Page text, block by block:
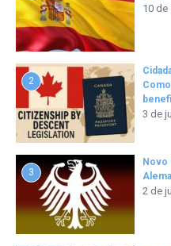
10 de
2
3 de
3
Novo
2 de